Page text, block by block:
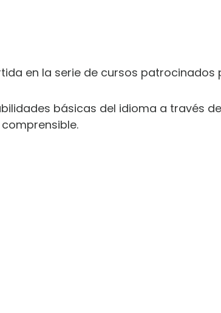
en la serie de cursos patrocinados
básicas del idioma a través